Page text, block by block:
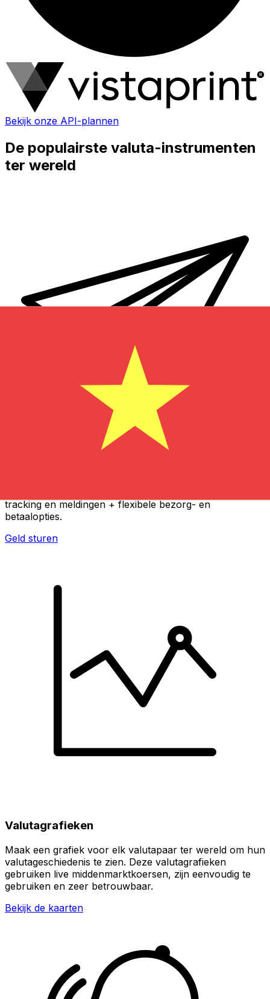
Bekijk onze API-plannen
De populairste valuta-instrumenten
ter wereld
tracking en meldingen + flexibele bezorg- en
betaalopties.
Geld sturen
Valutagrafieken
Maak een grafiek voor elk valutapaar ter wereld om hun
valutageschiedenis te zien. Deze valutagrafieken
gebruiken live middenmarktkoersen, zijn eenvoudig te
gebruiken en zeer betrouwbaar.
Bekijk de kaarten